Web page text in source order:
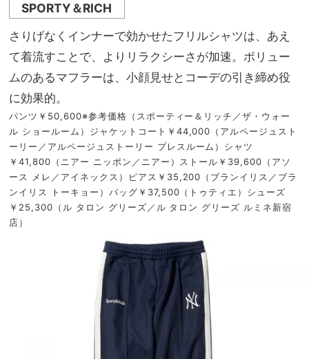
SPORTY＆RICH
さりげなくインナーで効かせたフリルシャツは、あえ
て着流すことで、よりリラクシーさが加速。ボリュー
ムのあるマフラーは、小顔見せとコーデの引き締め役
に効果的。
パンツ￥50,600※参考価格（スポーティー＆リッチ／ザ・ウォー
ル ショールーム）ジャケットコート￥44,000（アルページュスト
ーリー／アルページュストーリー プレスルーム）シャツ
￥41,800（ニアー ニッポン／ニアー）ストール￥39,600（アソ
ース メレ／アイネックス）ピアス￥35,200（ブランイリス／ブラ
ンイリス トーキョー）バッグ￥37,500（トゥティエ）シューズ
￥25,300（ル タロン グリーズ／ル タロン グリーズ ルミネ新宿
店）